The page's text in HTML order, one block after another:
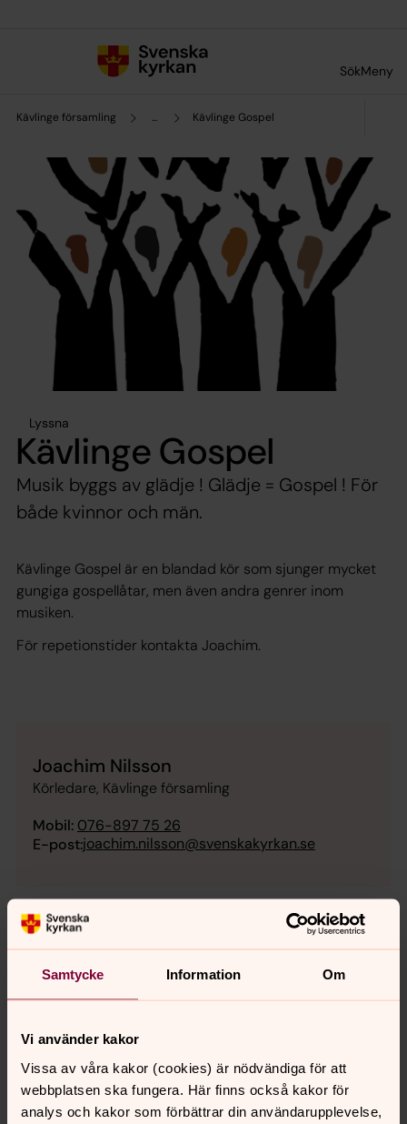
Samtycke Information Om
Vi använder kakor
Vissa av våra kakor (cookies) är nödvändiga för att
webbplatsen ska fungera. Här finns också kakor för
analys och kakor som förbättrar din användarupplevelse,
SökMeny
Kävlinge församling ... Kävlinge Gospel
Lyssna
Kävlinge Gospel
Musik byggs av glädje ! Glädje = Gospel ! För
både kvinnor och män.
Kävlinge Gospel är en blandad kör som sjunger mycket
gungiga gospellåtar, men även andra genrer inom
musiken.
För repetionstider kontakta Joachim.
Joachim Nilsson
Körledare, Kävlinge församling
Mobil: 076-897 75 26
E-post:joachim.nilsson@svenskakyrkan.se
Synpunkter eller frågor på sidans
innehåll?
kavlinge.forsamling@svenskakyrkan.se
Dela